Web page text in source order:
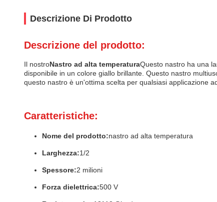
Descrizione Di Prodotto
Descrizione del prodotto:
Il nostroNastro ad alta temperaturaQuesto nastro ha una
disponibile in un colore giallo brillante. Questo nastro
questo nastro è un'ottima scelta per qualsiasi applicazione
Caratteristiche:
Nome del prodotto:nastro ad alta temperatura
Larghezza:1/2
Spessore:2 milioni
Forza dielettrica:500 V